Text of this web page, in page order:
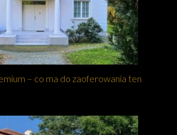
– co ma do zaoferowania ten